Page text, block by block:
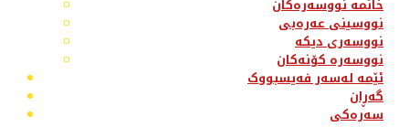
خانمە نووسەرەکان
نووسینی عەرەبی
نووسەری دیکە
نووسەرە کۆنەکان
ئێمە لەسەر فەیسبووک
گەڕان
سەرەکی